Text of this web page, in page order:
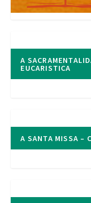
A
EUCARISTICA
A SANTA MISSA –